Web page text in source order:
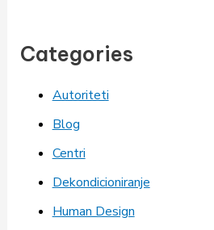
Categories
Autoriteti
Blog
Centri
Dekondicioniranje
Human Design